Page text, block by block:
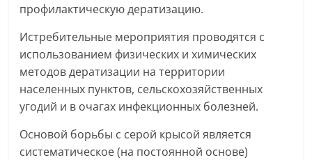
профилактическую дератизацию.
Истребительные мероприятия проводятся с
использованием физических и химических
методов дератизации на территории
населенных пунктов, сельскохозяйственных
угодий и в очагах инфекционных болезней.
Основой борьбы с серой крысой является
систематическое (на постоянной основе)